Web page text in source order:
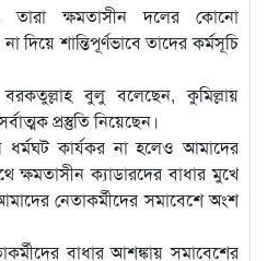
ক্ষমতাসীন দলের কোনো
দিয়ে শান্তিপূর্ণভাবে তাদের কর্মসূচি
বুলু বলেছেন, কুমিল্লায়
প্রস্তুতি নিয়েছেন।
কার্যকর না হলেও আমাদের
ক্ষমতাসীন ক্যাডারদের বাধার মুখে
নেতাকর্মীদের সমাবেশে অংশ
বাধার আশঙ্কায় সমাবেশের